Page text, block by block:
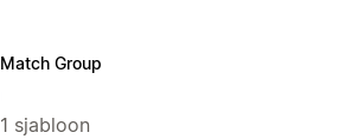
Match Group
1 sjabloon